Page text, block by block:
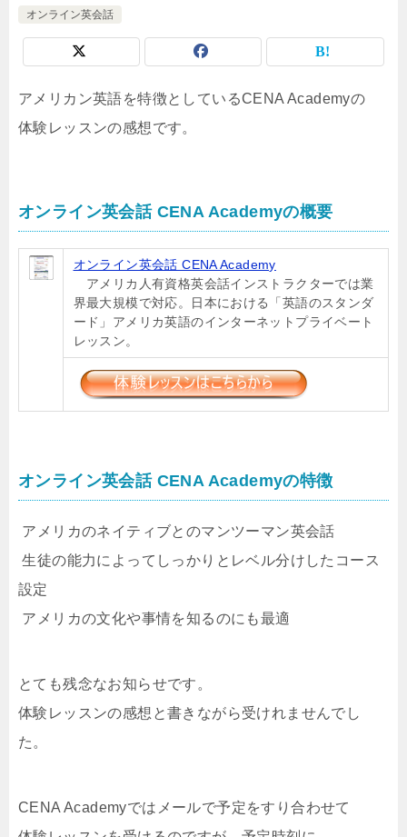
オンライン英会話
アメリカン英語を特徴としているCENA Academyの
体験レッスンの感想です。
オンライン英会話 CENA Academyの概要
オンライン英会話 CENA Academy
アメリカ人有資格英会話インストラクターでは業
界最大規模で対応。日本における「英語のスタンダ
ード」アメリカ英語のインターネットプライベート
レッスン。
オンライン英会話 CENA Academyの特徴
アメリカのネイティブとのマンツーマン英会話
生徒の能力によってしっかりとレベル分けしたコース
設定
アメリカの文化や事情を知るのにも最適
とても残念なお知らせです。
体験レッスンの感想と書きながら受けれませんでし
た。
CENA Academyではメールで予定をすり合わせて